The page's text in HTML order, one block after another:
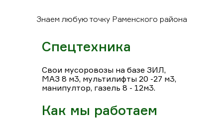
Знаем любую точку Раменского района
Спецтехника
Свои мусоровозы на базе ЗИЛ,
МАЗ 8 м3, мультилифты 20 -27 м3,
манипултор, газель 8 - 12м3.
Как мы работаем